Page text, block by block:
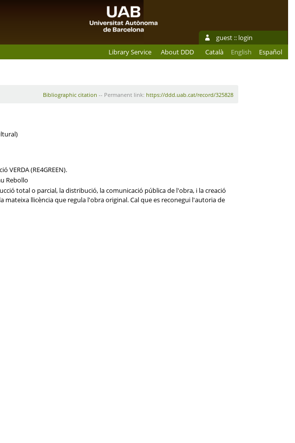
guest :: login
Library Service About DDD Català English Español
Bibliographic citation -- Permanent link: https://ddd.uab.cat/record/325828
VERDA (RE4GREEN).
Rebollo
total o parcial, la distribució, la comunicació pública de l'obra, i la creació
llicència que regula l'obra original. Cal que es reconegui l'autoria de